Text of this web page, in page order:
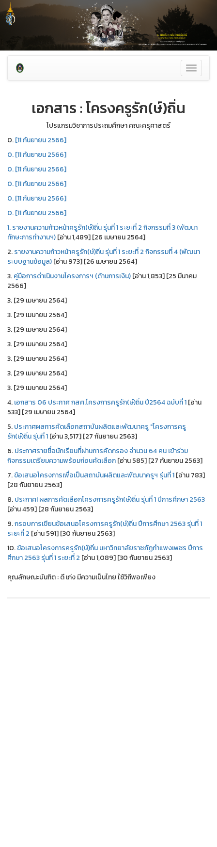
Toggle
เอกสาร : โครงครูรัก(ษ์)ถิ่น
โปรแกรมวิชาการประถมศึกษา คณะครุศาสตร์
0.[11 กันยายน 2566]
0.[11 กันยายน 2566]
0.[11 กันยายน 2566]
0.[11 กันยายน 2566]
0.[11 กันยายน 2566]
0.[11 กันยายน 2566]
1.รายงานความก้าวหน้าครูรัก(ษ์)ถิ่น รุ่นที่ 1 ระยะที่ 2 กิจกรรมที่ 3 (พัฒนา
ทักษะการทำงานฯ)[อ่าน 1,489] [26 เมษายน 2564]
2.รายงานความก้าวหน้าครูรัก(ษ์)ถิ่น รุ่นที่ 1 ระยะที่ 2 กิจกรรมที่ 4 (พัฒนา
ระบบฐานข้อมูล)[อ่าน 973] [26 เมษายน 2564]
3.คู่มือการดำเนินงานโครงการฯ (ด้านการเงิน)[อ่าน 1,853] [25 มีนาคม
2566]
3. [29 เมษายน 2564]
3. [29 เมษายน 2564]
3. [29 เมษายน 2564]
3. [29 เมษายน 2564]
3. [29 เมษายน 2564]
3. [29 เมษายน 2564]
3. [29 เมษายน 2564]
4.เอกสาร 06 ประกาศ กสศ.โครงการครูรัก(ษ์)ถิ่น ปี2564 ฉบับที่ 1[อ่าน
533] [29 เมษายน 2564]
5.ประกาศผลการคัดเลือกสถาบันผลิตและพัฒนาครู "โครงการครู
รัก(ษ์)ถิ่น รุ่นที่ 1[อ่าน 3,517] [27 กันยายน 2563]
6.ประกาศรายชื่อนักเรียนที่ผ่านการคัดกรอง จำนวน 64 คน เข้าร่วม
กิจกรรมเตรียมความพร้อมก่อนคัดเลือก[อ่าน 585] [27 กันยายน 2563]
7.ข้อเสนอโครงการเพื่อเป็นสถาบันผลิตและพัฒนาครูฯ รุ่นที่ 1[อ่าน 783]
[28 กันยายน 2563]
8.ประกาศ! ผลการคัดเลือกโครงการครูรัก(ษ์)ถิ่น รุ่นที่ 1 ปีการศึกษา 2563
[อ่าน 459] [28 กันยายน 2563]
9.กรอบการเขียนข้อเสนอโครงการครูรัก(ษ์)ถิ่น ปีการศึกษา 2563 รุ่นที่ 1
ระยะที่ 2 [อ่าน 591] [30 กันยายน 2563]
10.ข้อเสนอโครงการครูรัก(ษ์)ถิ่น มหาวิทยาลัยราชภัฏกำแพงเพชร ปีการ
ศึกษา 2563 รุ่นที่ 1 ระยะที่ 2 [อ่าน 1,089] [30 กันยายน 2563]
คุณลักษณะบันฑิต : ดี เก่ง มีความเป็นไทย ใช้วิถีพอเพียง